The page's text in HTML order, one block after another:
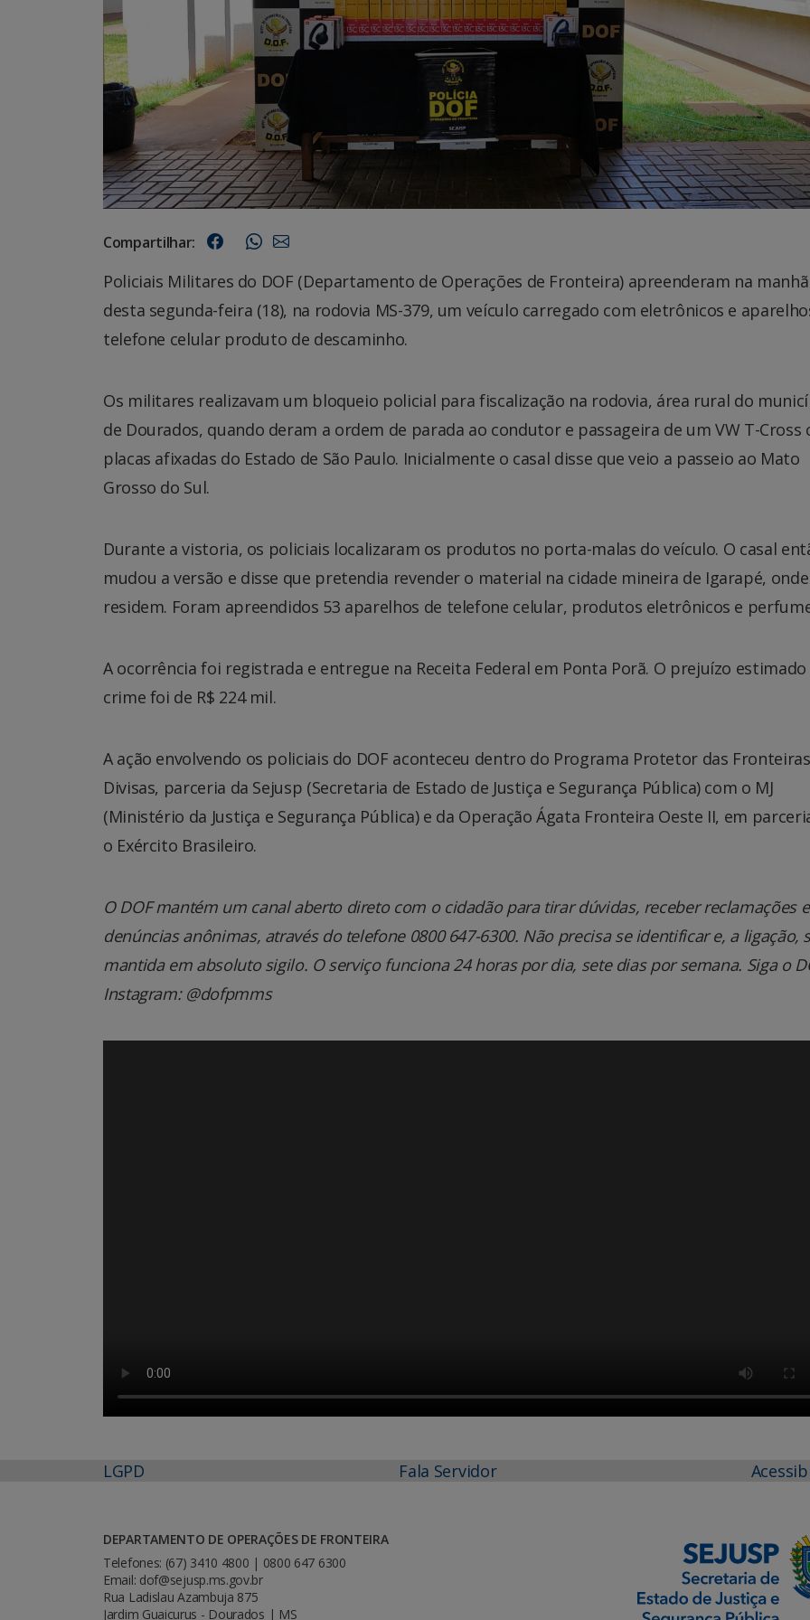
Compartilhar:
Policiais Militares do DOF (Departamento de Operações de Fronteira) apreenderam na manhã
desta segunda-feira (18), na rodovia MS-379, um veículo carregado com eletrônicos e
telefone celular produto de descaminho.
Os militares realizavam um bloqueio policial para fiscalização na rodovia, área rural do
de Dourados, quando deram a ordem de parada ao condutor e passageira de um VW T-Cross
placas afixadas do Estado de São Paulo. Inicialmente o casal disse que veio a passeio ao Mato
Grosso do Sul.
Durante a vistoria, os policiais localizaram os produtos no porta-malas do veículo. O casal
mudou a versão e disse que pretendia revender o material na cidade mineira de Igarapé, onde
residem. Foram apreendidos 53 aparelhos de telefone celular, produtos eletrônicos e
A ocorrência foi registrada e entregue na Receita Federal em Ponta Porã. O prejuízo estimado
crime foi de R$ 224 mil.
A ação envolvendo os policiais do DOF aconteceu dentro do Programa Protetor das
Divisas, parceria da Sejusp (Secretaria de Estado de Justiça e Segurança Pública) com o MJ
(Ministério da Justiça e Segurança Pública) e da Operação Ágata Fronteira Oeste II, em
o Exército Brasileiro.
O DOF mantém um canal aberto direto com o cidadão para tirar dúvidas, receber reclamações e
denúncias anônimas, através do telefone 0800 647-6300. Não precisa se identificar e, a ligação,
mantida em absoluto sigilo. O serviço funciona 24 horas por dia, sete dias por semana. Siga o
Instagram: @dofpmms
LGPD Fala Servidor
DEPARTAMENTO DE OPERAÇÕES DE FRONTEIRA
Telefones: (67) 3410 4800 | 0800 647 6300
Email: dof@sejusp.ms.gov.br
Rua Ladislau Azambuja 875
Jardim Guaicurus - Dourados | MS